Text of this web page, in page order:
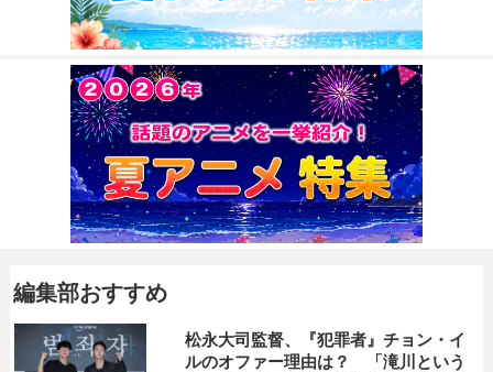
編集部おすすめ
松永大司監督、『犯罪者』チョン・イ
ルのオファー理由は？ 「滝川という